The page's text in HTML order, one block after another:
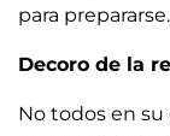
para prepararse.
Decoro de la
No todos en